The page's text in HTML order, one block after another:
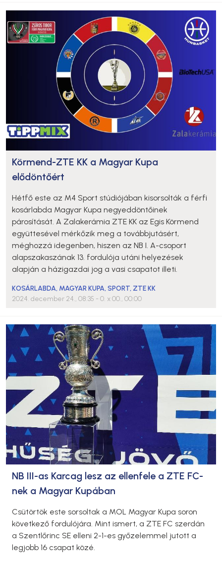
Körmend-ZTE KK a Magyar Kupa
elődöntőért
Hétfő este az M4 Sport stúdiójában kisorsolták a férfi
kosárlabda Magyar Kupa negyeddöntőinek
párosítását. A Zalakerámia ZTE KK az Egis Körmend
együttesével mérkőzik meg a továbbjutásért,
méghozzá idegenben, hiszen az NB I. A-csoport
alapszakaszának 13. fordulója utáni helyezések
alapján a házigazdai jog a vasi csapatot illeti.
KOSÁRLABDA, MAGYAR KUPA,SPORT, ZTE KK
2024. december 24., 08:35 - 0. x 00., 00:00
NB III-as Karcag lesz az ellenfele a ZTE FC-
nek a Magyar Kupában
Csütörtök este sorsoltak a MOL Magyar Kupa soron
következő fordulójára. Mint ismert, a ZTE FC szerdán
a Szentlőrinc SE elleni 2-1-es győzelemmel jutott a
legjobb 16 csapat közé.